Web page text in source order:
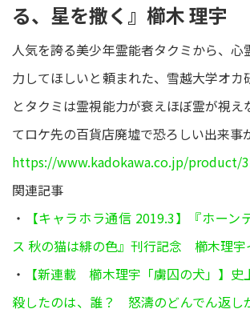
る、星を撒く』櫛木 理宇
人気を誇る美少年霊能者タクミから、心
力してほしいと頼まれた、雪越大学オカ
とタクミは霊視能力が衰えほぼ霊が視え
てロケ先の百貨店廃墟で恐ろしい出来事
https://www.kadokawa.co.jp/product/
関連記事
・
【キャラホラ通信 2019.3】『ホーン
ス 秋の猫は緋の色』刊行記念 櫛木理宇
・
【新連載 櫛木理宇「虜囚の犬」】史
殺したのは、誰？ 怒濤のどんでん返し